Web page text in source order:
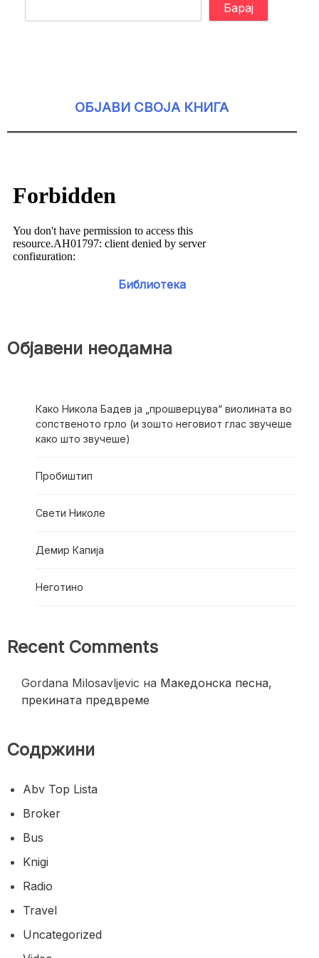
Барај
ОБЈАВИ СВОЈА КНИГА
Библиотека
Објавени неодамна
Како Никола Бадев ја „прошверцува“ виолината во
сопственото грло (и зошто неговиот глас звучеше
како што звучеше)
Пробиштип
Свети Николе
Демир Капија
Неготино
Recent Comments
Gordana Milosavljevic на Македонска песна,
прекината предвреме
Содржини
Abv Top Lista
Broker
Bus
Knigi
Radio
Travel
Uncategorized